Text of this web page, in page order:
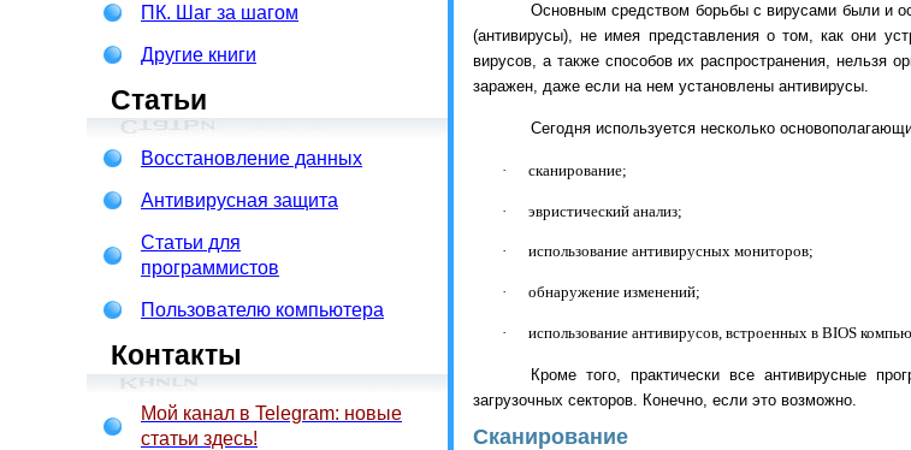
ПК. Шаг за шагом
Другие книги
Статьи
Восстановление данных
Антивирусная защита
Статьи для
программистов
Пользователю компьютера
Контакты
Мой канал в Telegram: новые
статьи здесь!
Основным средством борьбы с вирусами были и
(антивирусы), не имея представления о том, как они
вирусов, а также способов их распространения, нельзя
заражен, даже если на нем установлены антивирусы.
Сегодня используется несколько
· сканирование;
· эвристический анализ;
· использование антивирусных мониторов;
· обнаружение изменений;
· использование антивирусов, встроенных в BIOS
Кроме того, практически все антивирусные
загрузочных секторов. Конечно, если это возможно.
Сканирование